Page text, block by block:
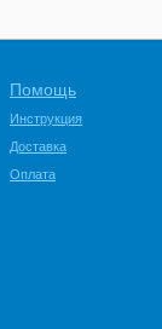
Помощь
Инструкция
Доставка
Оплата